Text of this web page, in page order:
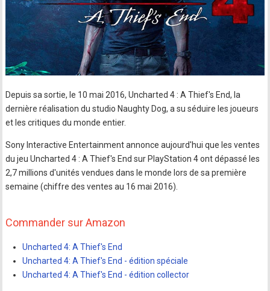
Depuis sa sortie, le 10 mai 2016, Uncharted 4 : A Thief's End, la
dernière réalisation du studio Naughty Dog, a su séduire les joueurs
et les critiques du monde entier.
Sony Interactive Entertainment annonce aujourd'hui que les ventes
du jeu Uncharted 4 : A Thief's End sur PlayStation 4 ont dépassé les
2,7 millions d'unités vendues dans le monde lors de sa première
semaine (chiffre des ventes au 16 mai 2016).
Commander sur Amazon
Uncharted 4: A Thief's End
Uncharted 4: A Thief's End - édition spéciale
Uncharted 4: A Thief's End - édition collector